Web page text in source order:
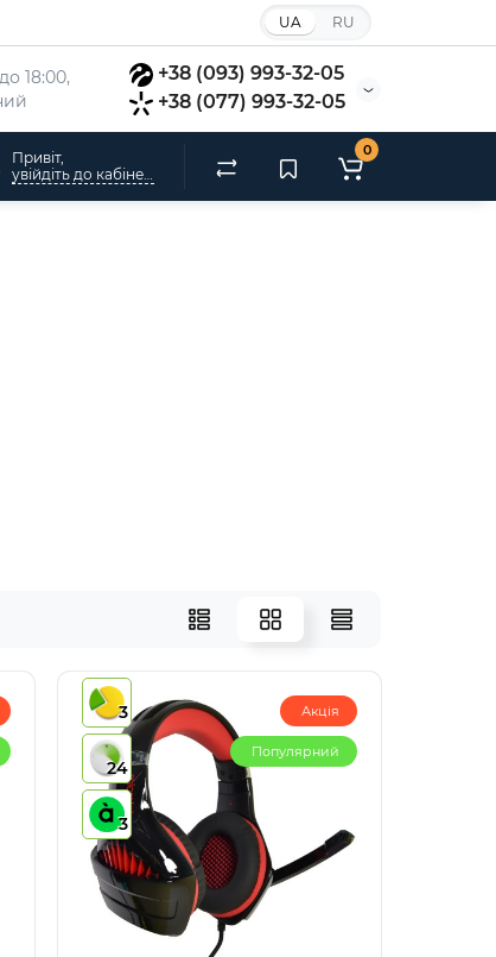
UA RU
18:00,
+38 (093) 993-32-05
+38 (077) 993-32-05
Привіт,
0
3
24
3
Акція
Популярний